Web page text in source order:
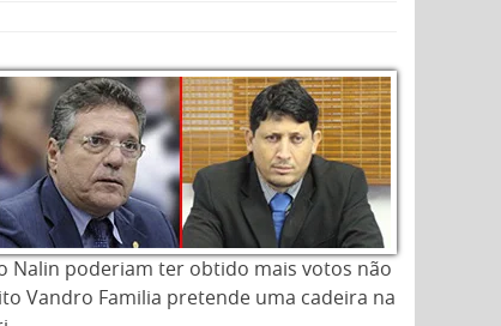
Nalin poderiam ter obtido mais votos não
Vandro Familia pretende uma cadeira na